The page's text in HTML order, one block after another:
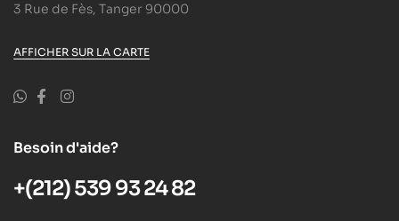
3 Rue de Fès, Tanger 90000
AFFICHER SUR LA CARTE
Besoin d'aide?
+(212) 539 93 24 82